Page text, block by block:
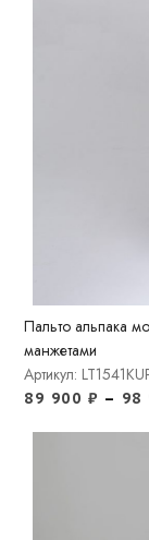
Пальто альпака
манжетами
Артикул:
89 900 ₽ – 98